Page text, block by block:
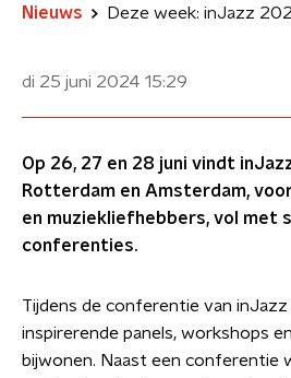
Nieuws Deze week: inJazz
di 25 juni 2024 15:29
Op 26, 27 en 28 juni vindt
Rotterdam en Amsterdam,
en muziekliefhebbers, vol met
conferenties.
Tijdens de conferentie van
inspirerende panels, workshops
bijwonen. Naast een conferentie